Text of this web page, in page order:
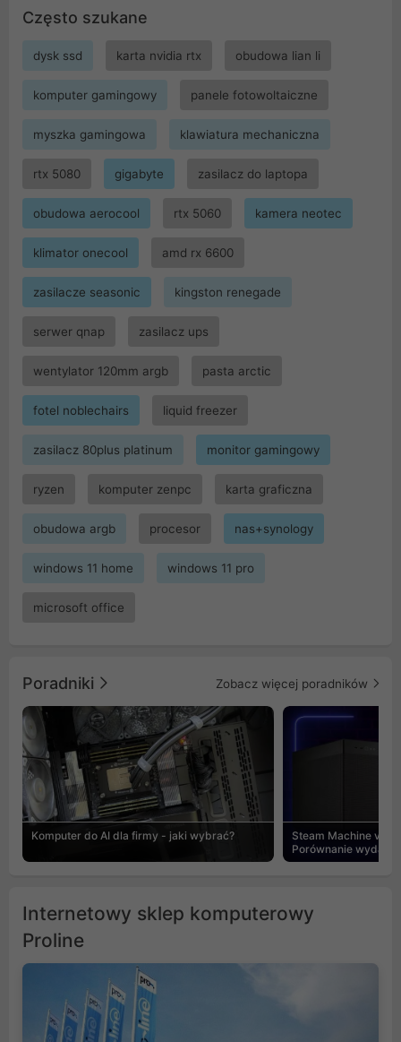
Często szukane
dysk ssd karta nvidia rtx obudowa lian li
komputer gamingowy panele fotowoltaiczne
myszka gamingowa klawiatura mechaniczna
rtx 5080 gigabyte zasilacz do laptopa
obudowa aerocool rtx 5060 kamera neotec
klimator onecool amd rx 6600
zasilacze seasonic kingston renegade
serwer qnap zasilacz ups
wentylator 120mm argb pasta arctic
fotel noblechairs liquid freezer
zasilacz 80plus platinum monitor gamingowy
ryzen komputer zenpc karta graficzna
obudowa argb procesor nas+synology
windows 11 home windows 11 pro
microsoft office
Poradniki Zobacz więcej poradników
Komputer do AI dla firmy - jaki wybrać?
Steam Machine vs
Porównanie
Internetowy sklep komputerowy
Proline